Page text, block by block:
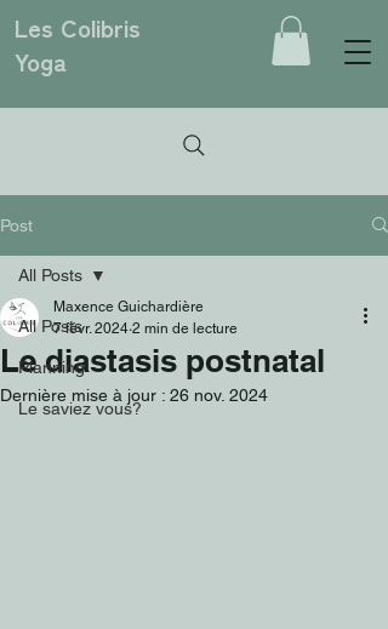
Les Colibris
Yoga
Post
All Posts
Planning
Le saviez vous?
All Posts
Le diastasis postnatal
Maxence Guichardière
7 févr. 2024 2 min de lecture
Dernière mise à jour : 26 nov. 2024